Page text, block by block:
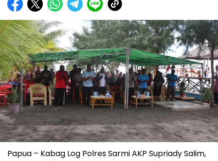
Papua – Kabag Log Polres Sarmi AKP Supriady Salim,